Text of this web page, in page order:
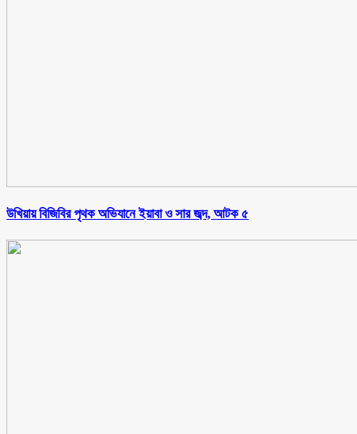
উখিয়ায় বিজিবির পৃথক অভিযানে ইয়াবা ও সার জব্দ, আটক ৫